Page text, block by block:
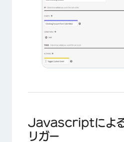
Javascriptによる
リガー